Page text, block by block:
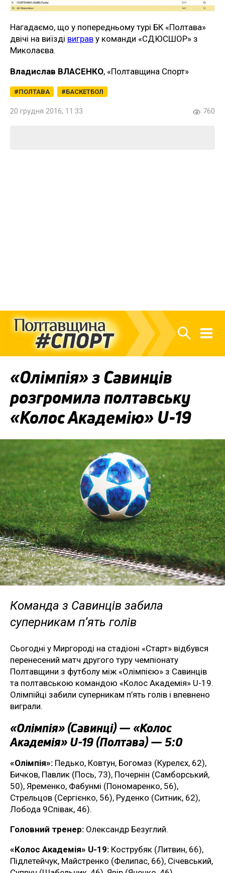
Нагадаємо, що у попередньому турі БК «Полтава»
двічі на виїзді виграв у команди «СДЮСШОР» з
Миколаєва.
Владислав ВЛАСЕНКО, «Полтавщина Спорт»
ПОЛТАВА БАСКЕТБОЛ
20 грудня 2016, 11:33 760
«Олімпія» з Савинців
розгромила полтавську
«Колос Академію» U-19
Команда з Савинців забила
суперникам п’ять голів
Сьогодні у Миргороді на стадіоні «Старт» відбувся
перенесений матч другого туру чемпіонату
Полтавщини з футболу між «Олімпією» з Савинців
та полтавською командою «Колос Академія» U-19.
Олімпійці забили суперникам п’ять голів і впевнено
виграли.
«Олімпія» (Савинці) — «Колос
Академія» U-19 (Полтава) — 5:0
«Олімпія»: Педько, Ковтун, Богомаз (Курелєх, 62),
Бичков, Павлик (Пось, 73), Почернін (Самборський,
50), Яременко, Фабунмі (Пономаренко, 56),
Стрельцов (Сергієнко, 56), Руденко (Ситник, 62),
Лобода 9Співак, 46).
Головний тренер: Олександр Безуглий.
«Колос Академія» U-19: Кострубяк (Литвин, 66),
Підлетейчук, Майстренко (Фелипас, 66), Січевський,